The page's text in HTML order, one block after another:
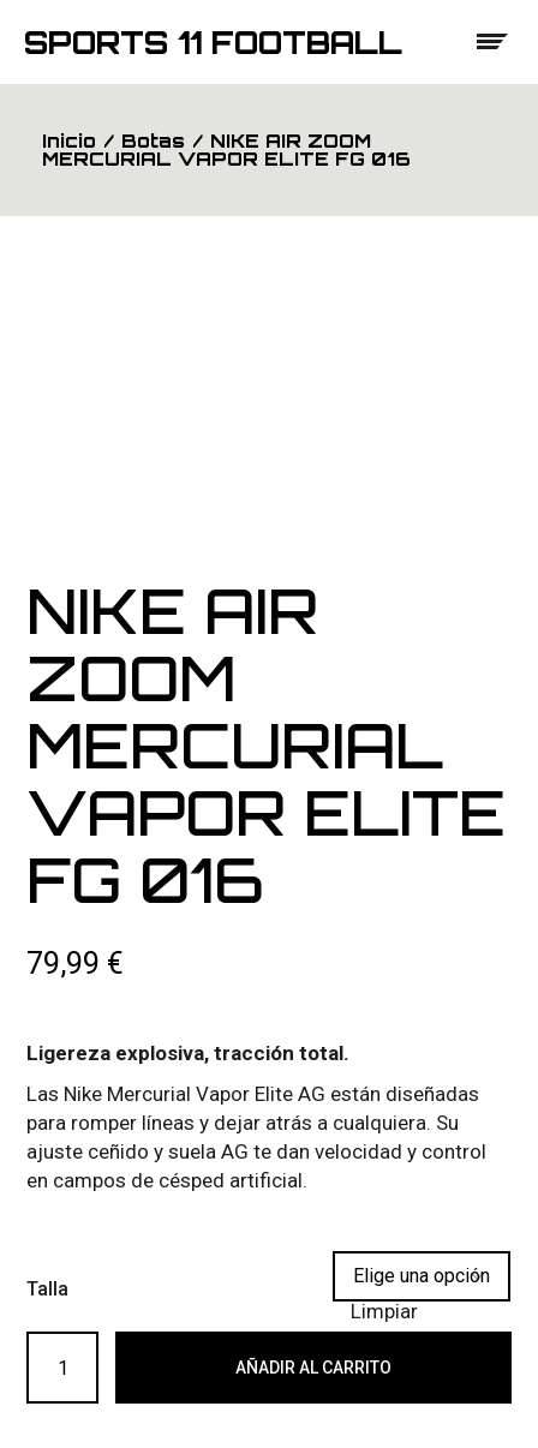
contenido
SPORTS 11 FOOTBALL
Inicio Botas NIKE AIR ZOOM
MERCURIAL VAPOR ELITE FG 016
NIKE AIR
ZOOM
MERCURIAL
VAPOR ELITE
FG 016
79,99 €
Ligereza explosiva, tracción total.
Las Nike Mercurial Vapor Elite AG están diseñadas
para romper líneas y dejar atrás a cualquiera. Su
ajuste ceñido y suela AG te dan velocidad y control
en campos de césped artificial.
Talla
Limpiar
NIKE AIR ZOOM MERCURIAL VAPOR ELITE FG 016
AÑADIR AL CARRITO